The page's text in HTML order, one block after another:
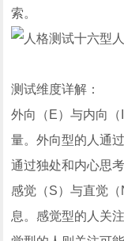
索。
测试维度详解：
外向（E）与内向
量。外向型的人通
通过独处和内心思
感觉（S）与直觉
息。感觉型的人关